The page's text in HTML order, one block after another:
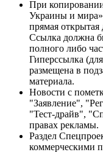
При
Украины и
прямая открытая
Ссылка должна
полного либо
Гиперссылка
размещена в
материала.
Новости с
"Заявление",
"Тест-драйв",
правах рекламы.
Раздел
коммерческими